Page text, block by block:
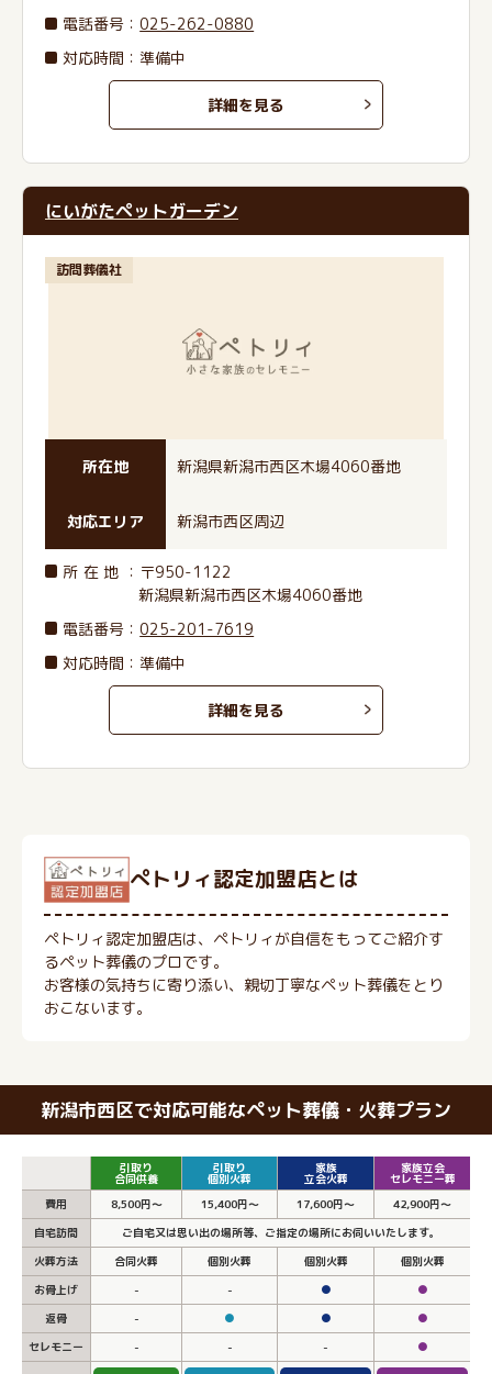
電話番号 ：025-262-0880
対応時間：準備中
詳細を見る
にいがたペットガーデン
訪問葬儀社
所在地 新潟県新潟市西区木場4060番地
対応エリア 新潟市西区周辺
所在地 ：〒950-1122
新潟県新潟市西区木場4060番地
電話番号 ：025-201-7619
対応時間：準備中
詳細を見る
ぺトリィ認定加盟店とは
ペトリィ認定加盟店は、ペトリィが自信をもってご紹介す
るペット葬儀のプロです。
お客様の気持ちに寄り添い、親切丁寧なペット葬儀をとり
おこないます。
新潟市西区で対応可能なペット葬儀・火葬プラン
引取り
合同供養
引取り
個別火葬
家族
立会火葬
家族立会
セレモニー葬
費用
8,500円～ 15,400円～ 17,600円～
42,900円～
自宅訪問
ご自宅又は思い出の場所等、ご指定の場所にお伺いいたします。
火葬方法
合同火葬 個別火葬 個別火葬
個別火葬
お骨上げ
- - ●
●
返骨
- ● ●
●
セレモニー
- - - ●